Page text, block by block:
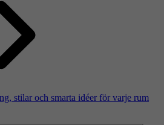
stilar och smarta idéer för varje rum